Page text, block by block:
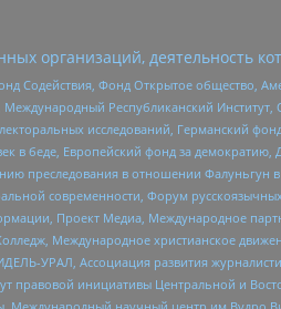
организаций, деятельность
Содействия, Фонд Открытое общество,
Республиканский
исследований, Германский
в беде, Европейский фонд за
преследования в отношении
современности, Форум
Проект Медиа, Международное
Международное христианское
УРАЛ, Ассоциация развития
правовой инициативы Центральной и